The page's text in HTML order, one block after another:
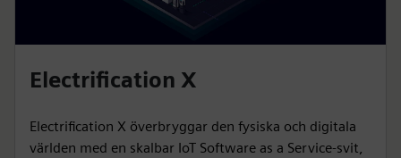
Electrification X
Electrification X överbryggar den fysiska och digitala
världen med en skalbar IoT Software as a Service-svit,